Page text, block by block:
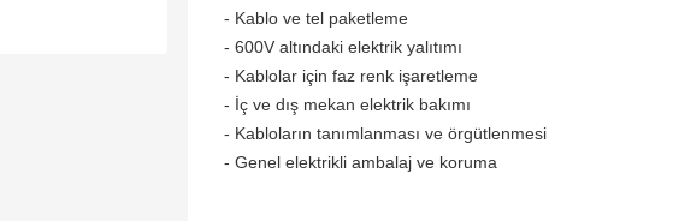
- Kablo ve tel paketleme
- 600V altındaki elektrik yalıtımı
- Kablolar için faz renk işaretleme
- İç ve dış mekan elektrik bakımı
- Kabloların tanımlanması ve örgütlenmesi
- Genel elektrikli ambalaj ve koruma